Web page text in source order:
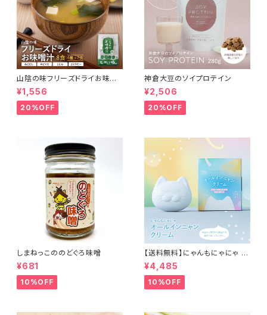
山陰の味フリーズドライお味噌
汁
¥1,556
20%OFF
神倉大豆のソイプロテイン
¥2,506
20%OFF
しまねっこののどぐろ味噌
¥681
10%OFF
【送料無料】にゃんもにゃにゃ オ
ールインニャンクリーム50g (人
間用基礎化粧品) 猫との暮らし
に寄り添ったこだわりの成分 自
然由来のオールインワンクリー
¥4,485
10%OFF